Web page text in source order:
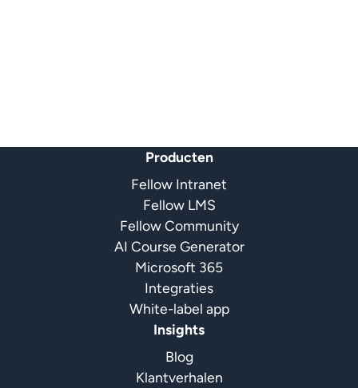
Producten
Fellow Intranet
Fellow LMS
Fellow Community
AI Course Generator
Microsoft 365
Integraties
White-label app
Insights
Blog
Klantverhalen